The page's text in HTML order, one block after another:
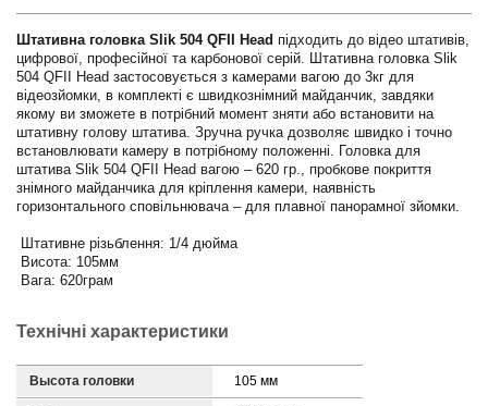
Штативна головка Slik 504 QFII Head підходить до відео штативів,
цифрової, професійної та карбонової серій. Штативна головка Slik
504 QFII Head застосовується з камерами вагою до 3кг для
відеозйомки, в комплекті є швидкознімний майданчик, завдяки
якому ви зможете в потрібний момент зняти або встановити на
штативну голову штатива. Зручна ручка дозволяє швидко і точно
встановлювати камеру в потрібному положенні. Головка для
штатива Slik 504 QFII Head вагою – 620 гр., пробкове покриття
знімного майданчика для кріплення камери, наявність
горизонтального сповільнювача – для плавної панорамної зйомки.
Штативне різьблення: 1/4 дюйма
Висота: 105мм
Вага: 620грам
Технічні характеристики
Высота головки 105 мм